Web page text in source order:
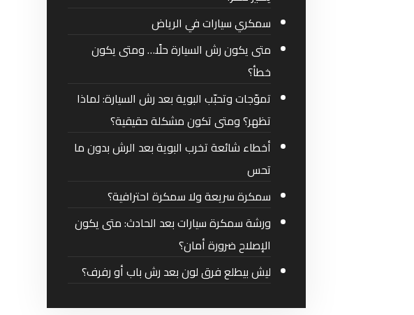
سمكري سيارات في الرياض
متى يكون رش السيارة حلًا… ومتى يكون
خطأ؟
تموّجات وتحبّب البوية بعد رش السيارة: لماذا
تظهر؟ ومتى تكون مشكلة حقيقية؟
أخطاء شائعة تخرب البوية بعد الرش بدون ما
تحس
سمكرة سريعة ولا سمكرة احترافية؟
ورشة سمكرة سيارات بعد الحادث: متى يكون
الإصلاح ضرورة أمان؟
ليش بيطلع فرق لون بعد رش باب أو رفرف؟